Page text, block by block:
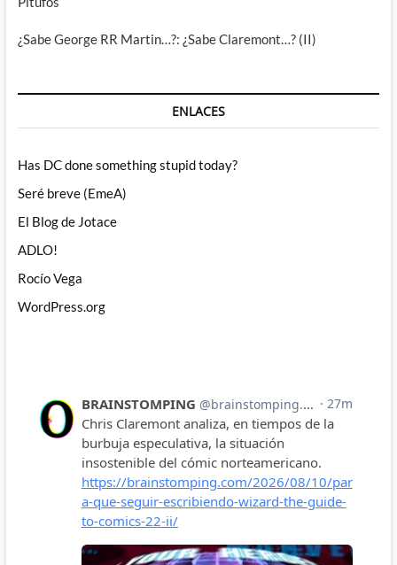
¿Sabe George RR Martin…?: ¿Sabe Claremont…? (II)
ENLACES
Has DC done something stupid today?
Seré breve (EmeA)
El Blog de Jotace
ADLO!
Rocío Vega
WordPress.org